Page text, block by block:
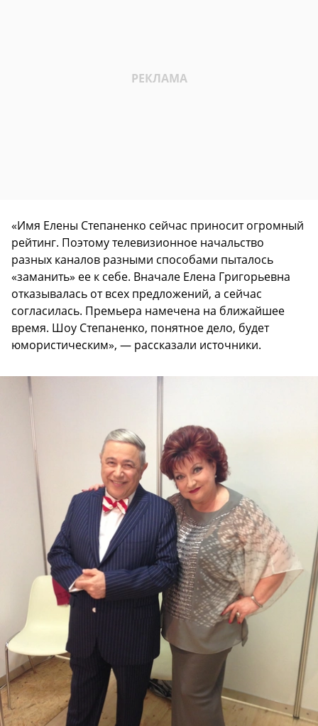
«Имя Елены Степаненко сейчас приносит огромный
рейтинг. Поэтому телевизионное начальство
разных каналов разными способами пыталось
«заманить» ее к себе. Вначале Елена Григорьевна
отказывалась от всех предложений, а сейчас
согласилась. Премьера намечена на ближайшее
время. Шоу Степаненко, понятное дело, будет
юмористическим», — рассказали источники.